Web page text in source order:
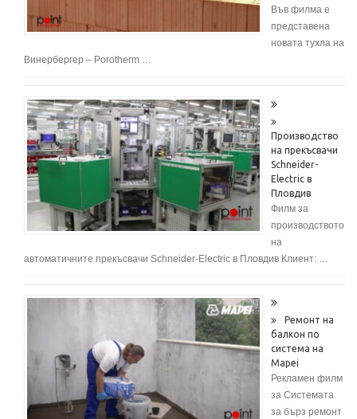
Във филма е
представена
новата тухла на
Винербергер – Porotherm …
Производство
на прекъсвачи
Schneider-
Electric в
Пловдив
Филм за
производството
на
автоматичните прекъсвачи Schneider-Electric в Пловдив Клиент: …
Ремонт на
балкон по
система на
Mapei
Рекламен филм
за Системата
за бърз ремонт